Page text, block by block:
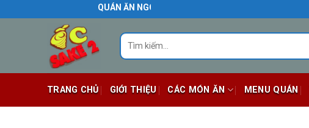
to
QUÁN ĂN NGON BIÊN HÒA
Tìm
kiếm:
TRANG CHỦ GIỚI THIỆU CÁC MÓN ĂN MENU QUÁN